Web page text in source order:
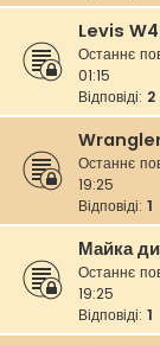
Levis
Останнє
01:15
Відповіді: 2
Wrangler
Останнє
19:25
Відповіді: 1
Майка
Останнє
19:25
Відповіді: 1